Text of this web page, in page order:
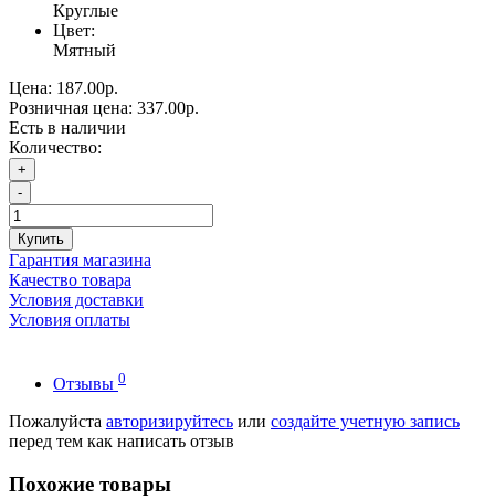
Круглые
Цвет:
Мятный
Цена: 187.00р.
Розничная цена: 337.00р.
Есть в наличии
Количество:
+
-
Купить
Гарантия магазина
Качество товара
Условия доставки
Условия оплаты
Отзывы 0
Пожалуйста авторизируйтесь или создайте учетную запись
перед тем как написать отзыв
Похожие товары